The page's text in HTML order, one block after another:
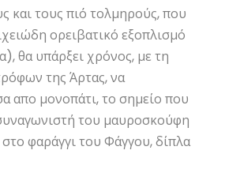
και τους πιό τολμηρούς, που
ορειβατικό εξοπλισμό
θα υπάρξει χρόνος, με τη
της Άρτας, να
απο μονοπάτι, το σημείο που
του μαυροσκούφη
φαράγγι του Φάγγου, δίπλα